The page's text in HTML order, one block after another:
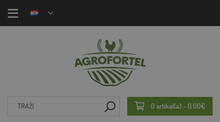
0 artikal(a) - 0,00€